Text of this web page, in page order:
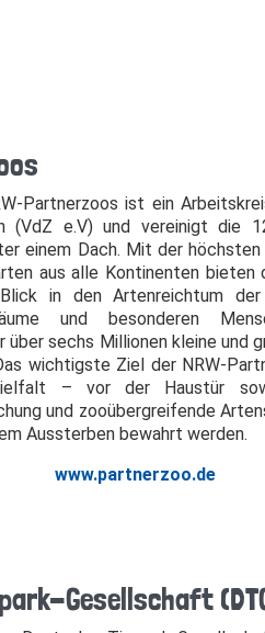
Partnerzoos ist ein
(VdZ e.V) und vereinigt die
einem Dach. Mit der
aus alle Kontinenten bieten
in den Artenreichtum der
und besonderen
über sechs Millionen kleine und
wichtigste Ziel der NRW-
– vor der Haustür
und zooübergreifende
Aussterben bewahrt werden.
www.partnerzoo.de
Gesellschaft